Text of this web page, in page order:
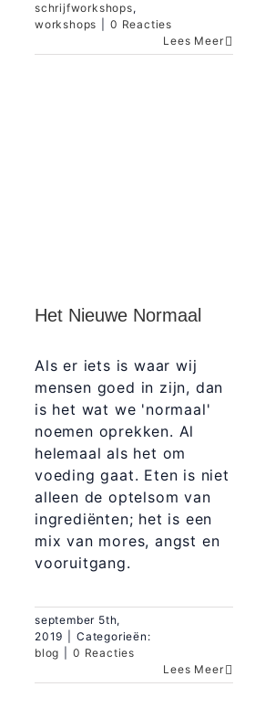
schrijfworkshops,
workshops
0 Reacties
Lees Meer
Het Nieuwe Normaal
Als er iets is waar wij
mensen goed in zijn, dan
is het wat we 'normaal'
noemen oprekken. Al
helemaal als het om
voeding gaat. Eten is niet
alleen de optelsom van
ingrediënten; het is een
mix van mores, angst en
vooruitgang.
september 5th,
2019
Categorieën:
blog
0 Reacties
Lees Meer